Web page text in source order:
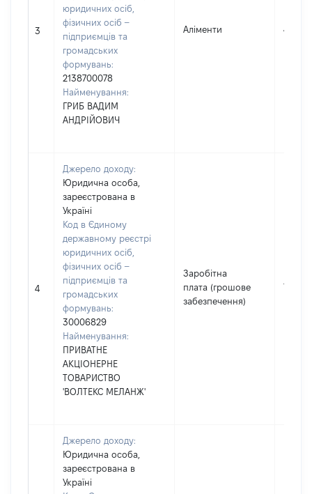
3
юридичних осіб,
фізичних осіб –
підприємців та
громадських
формувань:
2138700078
Найменування:
ГРИБ ВАДИМ
АНДРІЙОВИЧ
Аліменти 40830
4
Джерело доходу:
Юридична особа,
зареєстрована в
Україні
Код в Єдиному
державному реєстрі
юридичних осіб,
фізичних осіб –
підприємців та
громадських
формувань:
30006829
Найменування:
ПРИВАТНЕ
АКЦІОНЕРНЕ
ТОВАРИСТВО
'ВОЛТЕКС МЕЛАНЖ'
Заробітна
плата (грошове
забезпечення)
7906
Джерело доходу:
Юридична особа,
зареєстрована в
Україні